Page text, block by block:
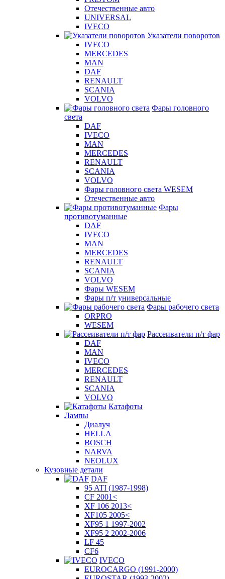
Отечественные авто
UNIVERSAL
IVECO
Указатели поворотов
IVECO
MERCEDES
MAN
DAF
RENAULT
SCANIA
VOLVO
Фары головного
света
DAF
IVECO
MAN
MERCEDES
RENAULT
SCANIA
VOLVO
Фары головного света WESEM
Отечественные авто
Фары
противотуманные
DAF
IVECO
MAN
MERCEDES
RENAULT
SCANIA
VOLVO
Фары WESEM
Фары п/т универсальные
Фары рабочего света
ORPRO
WESEM
Рассеиватели п/т фар
DAF
MAN
IVECO
MERCEDES
RENAULT
SCANIA
VOLVO
Катафоты
Лампы
Диалуч
HELLA
BOSCH
NARVA
NEOLUX
Кузовные детали
DAF
95 ATI (1987-1998)
CF 2001<
XF 106 2013<
XF105 2005<
XF95 1 1997-2002
XF95 2 2002-2006
LF 45
CF6
IVECO
EUROCARGO (1991-2000)